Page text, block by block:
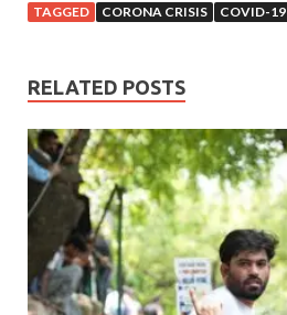
TAGGED CORONA CRISIS COVID-19
RELATED POSTS